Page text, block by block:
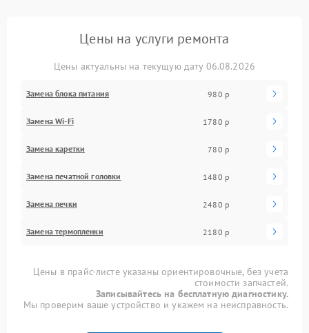
Цены на услуги ремонта
Цены актуальны на текущую дату 06.08.2026
Замена блока питания 980 р
Замена Wi-Fi 1780 р
Замена каретки 780 р
Замена печатной головки 1480 р
Замена печки 2480 р
Замена термопленки 2180 р
Цены в прайс-листе указаны ориентировочные, без учета
стоимости запчастей.
Записывайтесь на бесплатную диагностику.
Мы проверим ваше устройство и укажем на неисправность.